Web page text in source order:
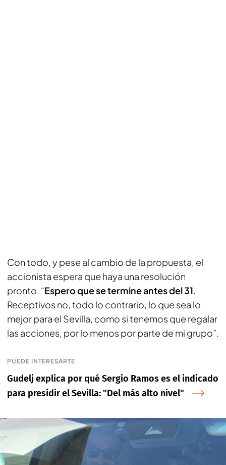
Con todo, y pese al cambio de la propuesta, el
accionista espera que haya una resolución
pronto. “Espero que se termine antes del 31.
Receptivos no, todo lo contrario, lo que sea lo
mejor para el Sevilla, como si tenemos que regalar
las acciones, por lo menos por parte de mi grupo”.
PUEDE INTERESARTE
Gudelj explica por qué Sergio Ramos es el indicado
para presidir el Sevilla: "Del más alto nivel"